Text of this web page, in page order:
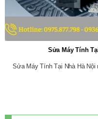
Sửa Máy Tính
Sửa Máy Tính Tại Nhà Hà